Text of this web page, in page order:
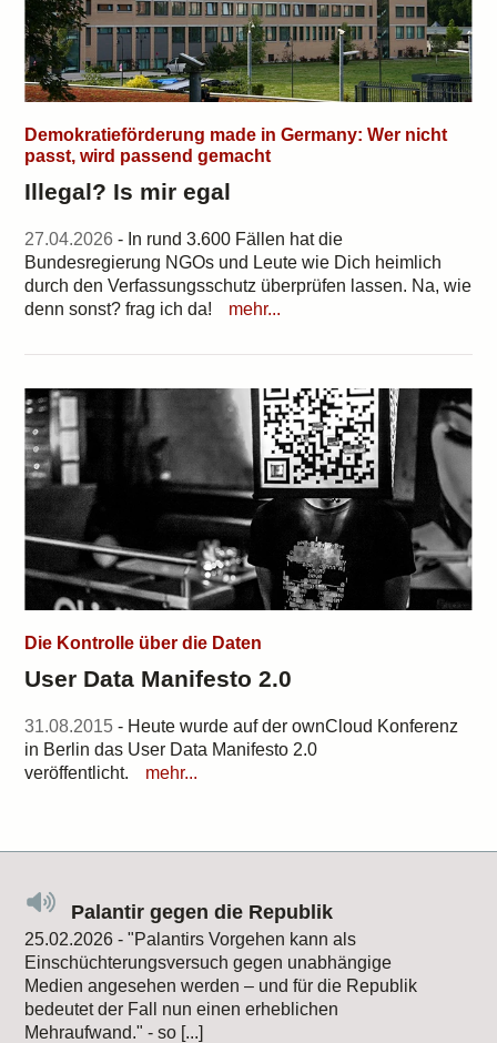
Demokratieförderung made in Germany: Wer nicht
passt, wird passend gemacht
Illegal? Is mir egal
27.04.2026 - In rund 3.600 Fällen hat die
Bundesregierung NGOs und Leute wie Dich heimlich
durch den Verfassungsschutz überprüfen lassen. Na, wie
denn sonst? frag ich da!
mehr...
Die Kontrolle über die Daten
User Data Manifesto 2.0
31.08.2015 - Heute wurde auf der ownCloud Konferenz
in Berlin das User Data Manifesto 2.0
veröffentlicht.
mehr...
Palantir gegen die Republik
25.02.2026 - "Palantirs Vorgehen kann als
Einschüchterungsversuch gegen unabhängige
Medien angesehen werden – und für die Republik
bedeutet der Fall nun einen erheblichen
Mehraufwand." - so [...]